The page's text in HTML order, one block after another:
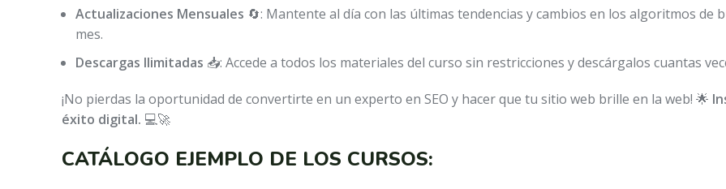
Actualizaciones Mensuales 🔄: Mantente al día con las últimas tendencias y cambios en los algoritmos de
mes.
Descargas Ilimitadas 📥: Accede a todos los materiales del curso sin restricciones y descárgalos cuantas
¡No pierdas la oportunidad de convertirte en un experto en SEO y hacer que tu sitio web brille en la web! 🌟
éxito digital. 💻🚀
CATÁLOGO EJEMPLO DE LOS CURSOS: